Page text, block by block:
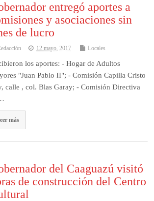
entregó aportes a
y asociaciones sin
de lucro
12 mayo, 2017 Locales
los aportes: - Hogar de Adultos
"Juan Pablo II"; - Comisión Capilla Cristo
calle , col. Blas Garay; - Comisión Directiva
más
del Caaguazú visitó
de construcción del Centro